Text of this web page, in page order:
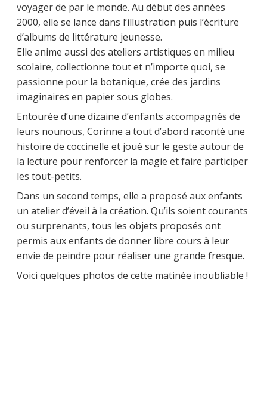
voyager de par le monde. Au début des années
2000, elle se lance dans l’illustration puis l’écriture
d’albums de littérature jeunesse.
Elle anime aussi des ateliers artistiques en milieu
scolaire, collectionne tout et n’importe quoi, se
passionne pour la botanique, crée des jardins
imaginaires en papier sous globes.
Entourée d’une dizaine d’enfants accompagnés de
leurs nounous, Corinne a tout d’abord raconté une
histoire de coccinelle et joué sur le geste autour de
la lecture pour renforcer la magie et faire participer
les tout-petits.
Dans un second temps, elle a proposé aux enfants
un atelier d’éveil à la création. Qu’ils soient courants
ou surprenants, tous les objets proposés ont
permis aux enfants de donner libre cours à leur
envie de peindre pour réaliser une grande fresque.
Voici quelques photos de cette matinée inoubliable !